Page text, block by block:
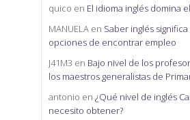
quico en El idioma inglés domina
MANUELA en Saber inglés
opciones de encontrar empleo
J41M3 en Bajo nivel de los
los maestros generalistas de
antonio en ¿Qué nivel de inglés
necesito obtener?